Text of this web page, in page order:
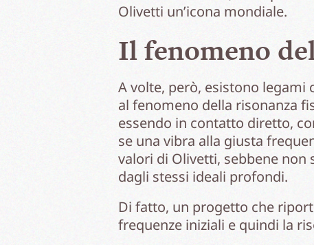
Olivetti un’icona mondiale.
Il fenomeno
A volte, però, esistono legami
al fenomeno della risonanza
essendo in contatto diretto,
se una vibra alla giusta
valori di Olivetti, sebbene
dagli stessi ideali profondi.
Di fatto, un progetto che
frequenze iniziali e quindi la